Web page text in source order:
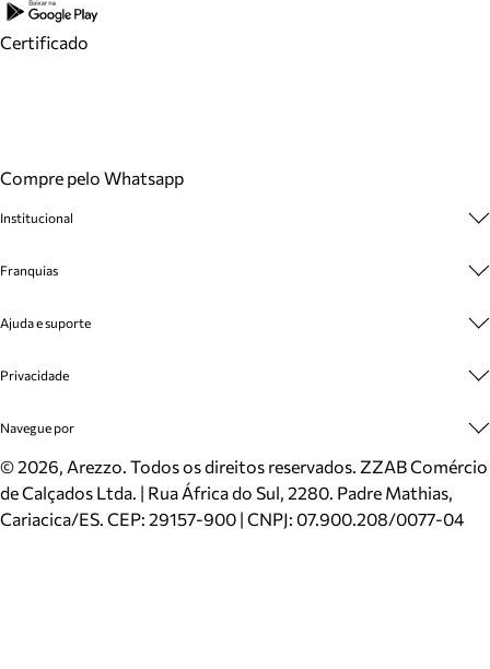
Certificado
Compre pelo Whatsapp
Institucional
Cashback
Venda Corporativa
Mapa do Site
Inverno
Mundo Arezzo
Franquias
Plano de Negócio
Ajuda e suporte
Cadastro
Meus Pedidos
Trocas e Devoluções
Cartão Presente
Localizador de lojas
Privacidade
Politica e Privacidade
Navegue por
Sapatos
Bolsas
Scarpins
©2026, Arezzo. Todos os direitos reservados. ZZAB Comércio
de Calçados Ltda. | Rua África do Sul, 2280. Padre Mathias,
Cariacica/ES. CEP: 29157-900 | CNPJ: 07.900.208/0077-04